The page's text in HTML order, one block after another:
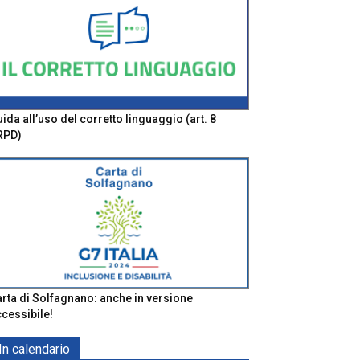
all’uso del corretto linguaggio (art. 8
di Solfagnano: anche in versione
In calendario